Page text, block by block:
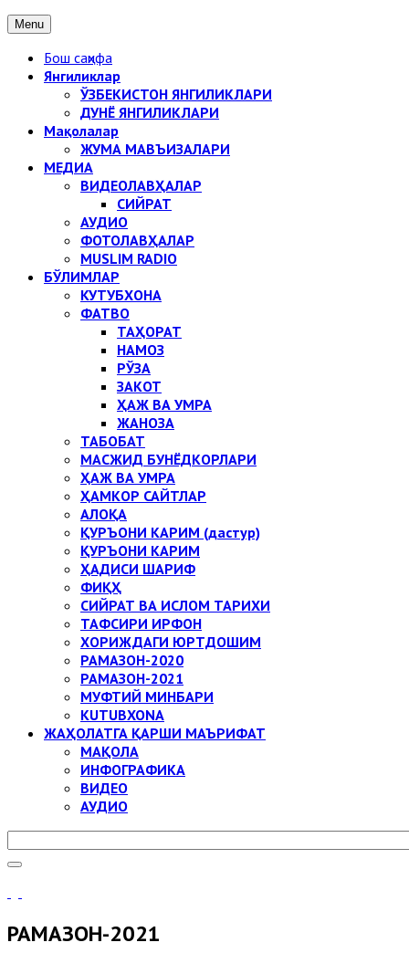
Menu
Бош саҳифа
Янгиликлар
ЎЗБЕКИСТОН ЯНГИЛИКЛАРИ
ДУНЁ ЯНГИЛИКЛАРИ
Мақолалар
ЖУМА МАВЪИЗАЛАРИ
МЕДИА
ВИДЕОЛАВҲАЛАР
СИЙРАТ
АУДИО
ФОТОЛАВҲАЛАР
MUSLIM RADIO
БЎЛИМЛАР
КУТУБХОНА
ФАТВО
ТАҲОРАТ
НАМОЗ
РЎЗА
ЗАКОТ
ҲАЖ ВА УМРА
ЖАНОЗА
ТАБОБАТ
МАСЖИД БУНЁДКОРЛАРИ
ҲАЖ ВА УМРА
ҲАМКОР САЙТЛАР
АЛОҚА
ҚУРЪОНИ КАРИМ (дастур)
ҚУРЪОНИ КАРИМ
ҲАДИСИ ШАРИФ
ФИҚҲ
СИЙРАТ ВА ИСЛОМ ТАРИХИ
ТАФСИРИ ИРФОН
ХОРИЖДАГИ ЮРТДОШИМ
РАМАЗОН-2020
РАМАЗОН-2021
МУФТИЙ МИНБАРИ
KUTUBXONA
ЖАҲОЛАТГА ҚАРШИ МАЪРИФАТ
МАҚОЛА
ИНФОГРАФИКА
ВИДЕО
АУДИО
РАМАЗОН-2021